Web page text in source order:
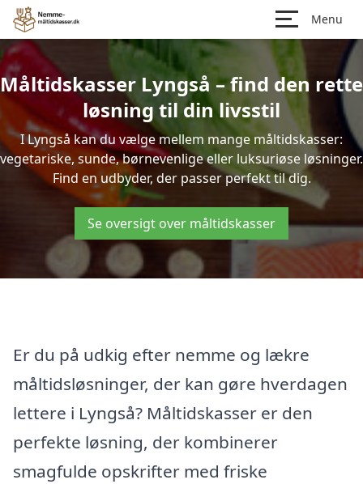
Menu
Måltidskasser Lyngså – find den rette
løsning til din livsstil
I Lyngså kan du vælge mellem mange måltidskasser:
vegetariske, sunde, børnevenlige eller luksuriøse løsninger.
Find en udbyder, der passer perfekt til dig.
Se oversigt over måltidskasser
Er du på udkig efter nemme og lækre
måltidsløsninger, der kan gøre hverdagen
lettere i Lyngså? Måltidskasser er den
perfekte løsning, der kombinerer
smagfulde opskrifter med friske